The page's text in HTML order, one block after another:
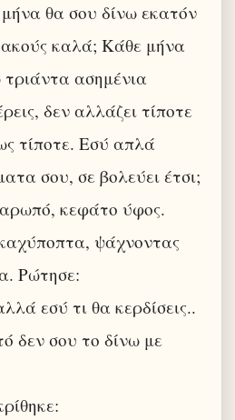
θα σου δίνω εκατόν
καλά; Κάθε μήνα
ασημένια
δεν αλλάζει τίποτε
τίποτε. Εσύ απλά
σου, σε βολεύει έτσι;
κεφάτο ύφος.
ψάχνοντας
Ρώτησε:
εσύ τι θα κερδίσεις..
δεν σου το δίνω με